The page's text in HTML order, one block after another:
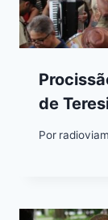
de
Por